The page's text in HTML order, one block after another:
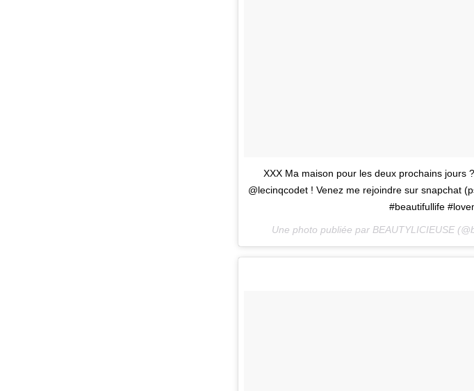
XXX Ma maison pour les deux prochains jours
@lecinqcodet ! Venez me rejoindre sur snapchat
#beautifullife
Une photo publiée par BEAUTYLICIEUSE